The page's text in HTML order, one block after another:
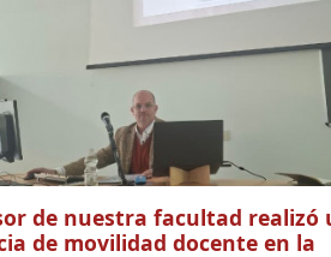
de nuestra facultad realizó
de movilidad docente en la